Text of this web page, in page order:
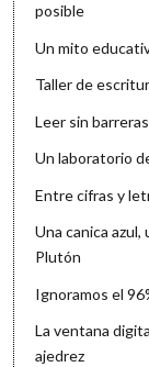
posible
Un mito
Taller de
Leer sin
Un laboratorio
Entre cifras y
Una canica
Plutón
Ignoramos el
La ventana
ajedrez